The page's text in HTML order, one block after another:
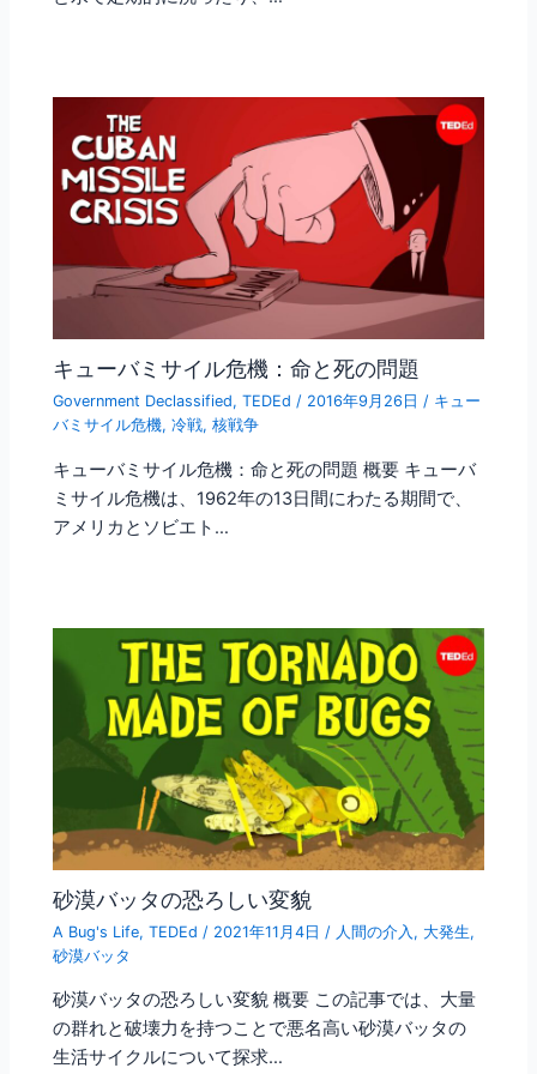
キューバミサイル危機：命と死の問題
Government Declassified,TEDEd / 2016年9月26日/ キュー
バミサイル危機,冷戦,核戦争
キューバミサイル危機：命と死の問題 概要 キューバ
ミサイル危機は、1962年の13日間にわたる期間で、
アメリカとソビエト…
砂漠バッタの恐ろしい変貌
A Bug's Life,TEDEd / 2021年11月4日 / 人間の介入 , 大発生,
砂漠バッタ
砂漠バッタの恐ろしい変貌 概要 この記事では、大量
の群れと破壊力を持つことで悪名高い砂漠バッタの
生活サイクルについて探求…